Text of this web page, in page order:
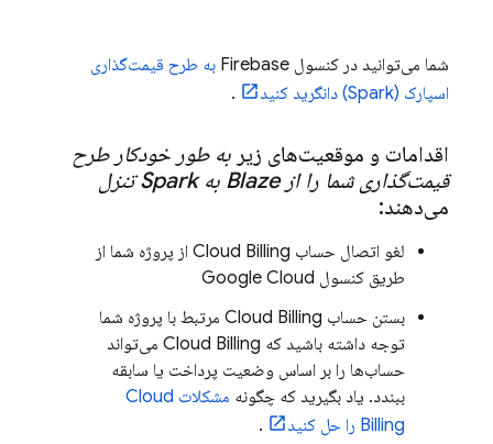
شما می‌توانید در کنسول Firebase به طرح قیمت‌گذاری
اسپارک (Spark) دانگرید کنید
.
اقدامات و موقعیت‌های زیر به طور خودکار طرح
قیمت‌گذاری شما را از Blaze به Spark تنزل
می‌دهند:
لغو اتصال حساب Cloud Billing از پروژه شما از
طریق کنسول Google Cloud
بستن حساب Cloud Billing مرتبط با پروژه شما
توجه داشته باشید که Cloud Billing می‌تواند
حساب‌ها را بر اساس وضعیت پرداخت یا سابقه
ببندد. یاد بگیرید که چگونه مشکلات Cloud
Billing را حل کنید .